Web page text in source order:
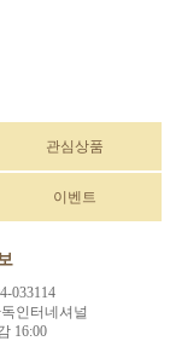
관심상품
이벤트
033114
인터네셔널
16:00